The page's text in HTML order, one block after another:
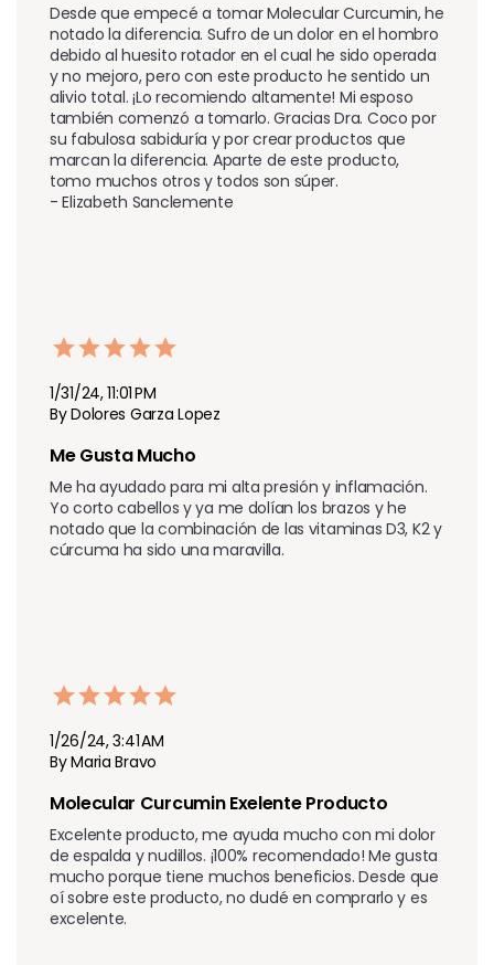
Desde que empecé a tomar Molecular Curcumin, he
notado la diferencia. Sufro de un dolor en el hombro
debido al huesito rotador en el cual he sido operada
y no mejoro, pero con este producto he sentido un
alivio total. ¡Lo recomiendo altamente! Mi esposo
también comenzó a tomarlo. Gracias Dra. Coco por
su fabulosa sabiduría y por crear productos que
marcan la diferencia. Aparte de este producto,
tomo muchos otros y todos son súper.
- Elizabeth Sanclemente
1/31/24, 11:01 PM
By Dolores Garza Lopez
Me Gusta Mucho
Me ha ayudado para mi alta presión y inflamación.
Yo corto cabellos y ya me dolían los brazos y he
notado que la combinación de las vitaminas D3, K2 y
cúrcuma ha sido una maravilla.
1/26/24, 3:41 AM
By Maria Bravo
Molecular Curcumin Exelente Producto
Excelente producto, me ayuda mucho con mi dolor
de espalda y nudillos. ¡100% recomendado! Me gusta
mucho porque tiene muchos beneficios. Desde que
oí sobre este producto, no dudé en comprarlo y es
excelente.